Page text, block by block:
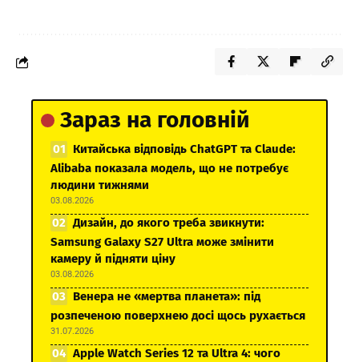
Зараз на головній
Китайська відповідь ChatGPT та Claude:
Alibaba показала модель, що не потребує
людини тижнями
03.08.2026
Дизайн, до якого треба звикнути:
Samsung Galaxy S27 Ultra може змінити
камеру й підняти ціну
03.08.2026
Венера не «мертва планета»: під
розпеченою поверхнею досі щось рухається
31.07.2026
Apple Watch Series 12 та Ultra 4: чого